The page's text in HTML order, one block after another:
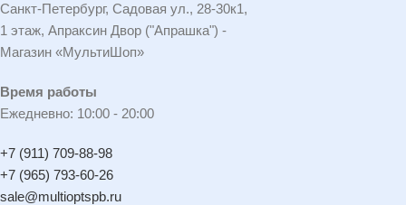
Санкт-Петербург, Садовая ул., 28-30к1,
1 этаж, Апраксин Двор ("Апрашка") -
Магазин «МультиШоп»
Время работы
Ежедневно: 10:00 - 20:00
+7 (911) 709-88-98
+7 (965) 793-60-26
sale@multioptspb.ru